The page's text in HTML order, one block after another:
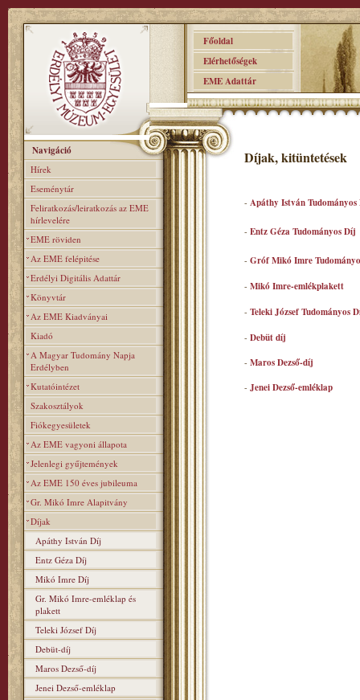
Főoldal
Elérhetőségek
EME Adattár
Navigáció
Hírek
Eseménytár
Feliratkozás/leiratkozás az EME
hírlevelére
EME röviden
Az EME felépitése
Erdélyi Digitális Adattár
Könyvtár
Az EME Kiadványai
Kiadó
A Magyar Tudomány Napja
Erdélyben
Kutatóintézet
Szakosztályok
Fiókegyesületek
Az EME vagyoni állapota
Jelenlegi gyűjtemények
Az EME 150 éves jubileuma
Gr. Mikó Imre Alapitvány
Díjak
Apáthy István Díj
Entz Géza Díj
Mikó Imre Díj
Gr. Mikó Imre-emléklap és
plakett
Teleki József Díj
Debüt-díj
Maros Dezső-díj
Jenei Dezső-emléklap
Díjak, kitüntetések
- Apáthy István
- Entz Géza Tudományos Díj
- Gróf Mikó Imre
- Mikó Imre-emlékplakett
- Teleki József Tudományos
- Debüt díj
- Maros Dezső-díj
- Jenei Dezső-emléklap